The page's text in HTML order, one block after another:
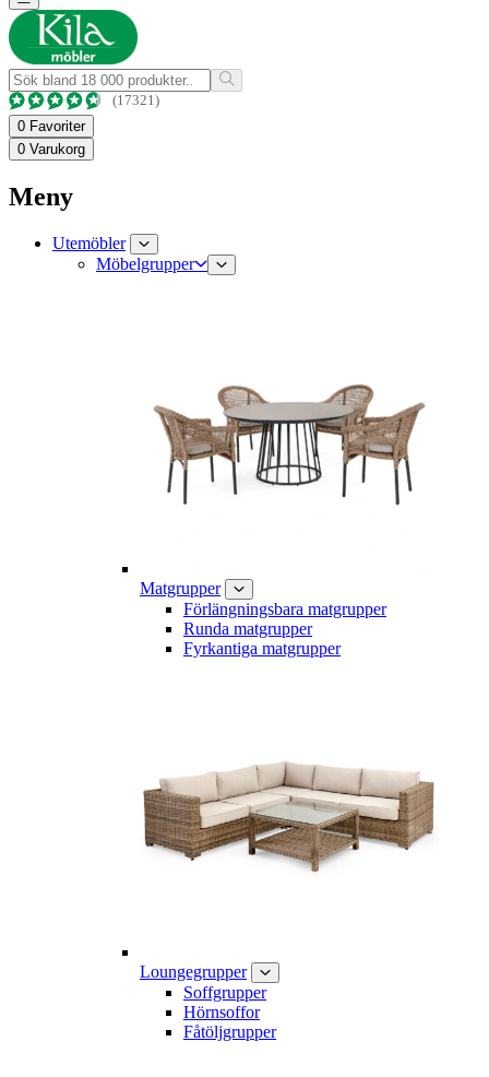
(17321)
0 Favoriter
0 Varukorg
Meny
Utemöbler
Möbelgrupper
Matgrupper
Förlängningsbara matgrupper
Runda matgrupper
Fyrkantiga matgrupper
Loungegrupper
Soffgrupper
Hörnsoffor
Fåtöljgrupper